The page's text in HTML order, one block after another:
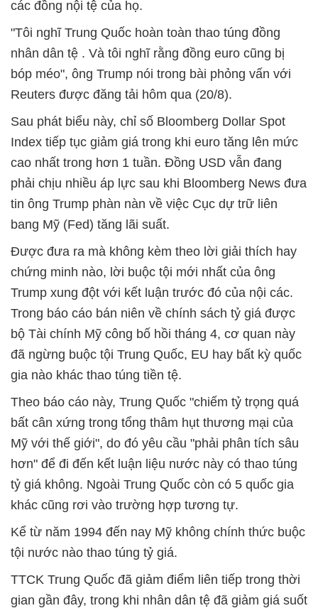
các đồng nội tệ của họ.
"Tôi nghĩ Trung Quốc hoàn toàn thao túng đồng
nhân dân tệ . Và tôi nghĩ rằng đồng euro cũng bị
bóp méo", ông Trump nói trong bài phỏng vấn với
Reuters được đăng tải hôm qua (20/8).
Sau phát biểu này, chỉ số Bloomberg Dollar Spot
Index tiếp tục giảm giá trong khi euro tăng lên mức
cao nhất trong hơn 1 tuần. Đồng USD vẫn đang
phải chịu nhiều áp lực sau khi Bloomberg News đưa
tin ông Trump phàn nàn về việc Cục dự trữ liên
bang Mỹ (Fed) tăng lãi suất.
Được đưa ra mà không kèm theo lời giải thích hay
chứng minh nào, lời buộc tội mới nhất của ông
Trump xung đột với kết luận trước đó của nội các.
Trong báo cáo bán niên về chính sách tỷ giá được
bộ Tài chính Mỹ công bố hồi tháng 4, cơ quan này
đã ngừng buộc tội Trung Quốc, EU hay bất kỳ quốc
gia nào khác thao túng tiền tệ.
Theo báo cáo này, Trung Quốc "chiếm tỷ trọng quá
bất cân xứng trong tổng thâm hụt thương mại của
Mỹ với thế giới", do đó yêu cầu "phải phân tích sâu
hơn" để đi đến kết luận liệu nước này có thao túng
tỷ giá không. Ngoài Trung Quốc còn có 5 quốc gia
khác cũng rơi vào trường hợp tương tự.
Kể từ năm 1994 đến nay Mỹ không chính thức buộc
tội nước nào thao túng tỷ giá.
TTCK Trung Quốc đã giảm điểm liên tiếp trong thời
gian gần đây, trong khi nhân dân tệ đã giảm giá suốt